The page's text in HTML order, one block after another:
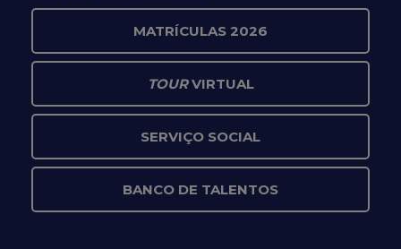
MATRÍCULAS 2026
TOURVIRTUAL
SERVIÇO SOCIAL
BANCO DE TALENTOS